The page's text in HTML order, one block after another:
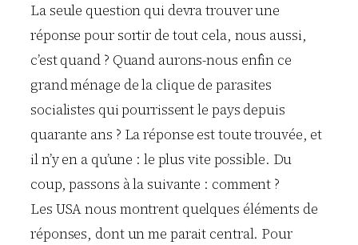
La seule question qui devra trouver une
réponse pour sortir de tout cela, nous aussi,
c’est quand ? Quand aurons-nous enfin ce
grand ménage de la clique de parasites
socialistes qui pourrissent le pays depuis
quarante ans ? La réponse est toute trouvée, et
il n’y en a qu’une : le plus vite possible. Du
coup, passons à la suivante : comment ?
Les USA nous montrent quelques éléments de
réponses, dont un me parait central. Pour